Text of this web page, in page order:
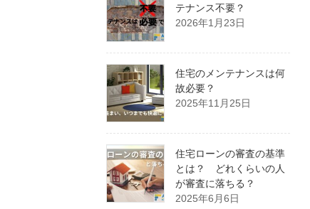
テナンス不要？
2026年1月23日
住宅のメンテナンスは何
故必要？
2025年11月25日
住宅ローンの審査の基準
とは？ どれくらいの人
が審査に落ちる？
2025年6月6日